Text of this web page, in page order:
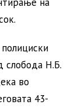
слобода Н.Б.
во
43-